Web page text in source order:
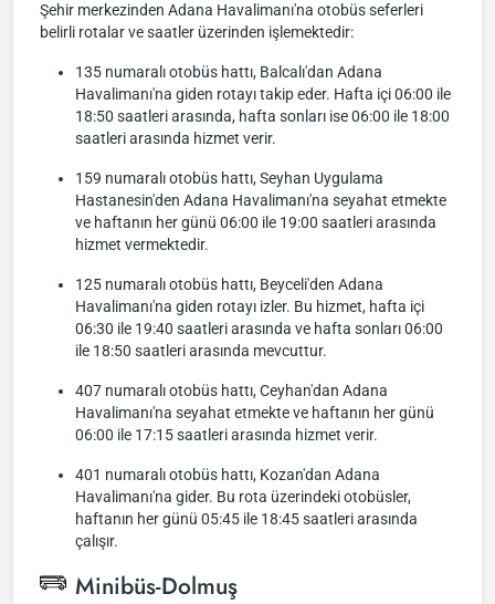
Şehir merkezinden Adana Havalimanı'na otobüs seferleri
belirli rotalar ve saatler üzerinden işlemektedir:
135 numaralı otobüs hattı, Balcalı'dan Adana
Havalimanı'na giden rotayı takip eder. Hafta içi 06:00 ile
18:50 saatleri arasında, hafta sonları ise 06:00 ile 18:00
saatleri arasında hizmet verir.
159 numaralı otobüs hattı, Seyhan Uygulama
Hastanesin'den Adana Havalimanı'na seyahat etmekte
ve haftanın her günü 06:00 ile 19:00 saatleri arasında
hizmet vermektedir.
125 numaralı otobüs hattı, Beyceli'den Adana
Havalimanı'na giden rotayı izler. Bu hizmet, hafta içi
06:30 ile 19:40 saatleri arasında ve hafta sonları 06:00
ile 18:50 saatleri arasında mevcuttur.
407 numaralı otobüs hattı, Ceyhan'dan Adana
Havalimanı'na seyahat etmekte ve haftanın her günü
06:00 ile 17:15 saatleri arasında hizmet verir.
401 numaralı otobüs hattı, Kozan'dan Adana
Havalimanı'na gider. Bu rota üzerindeki otobüsler,
haftanın her günü 05:45 ile 18:45 saatleri arasında
çalışır.
Minibüs-Dolmuş